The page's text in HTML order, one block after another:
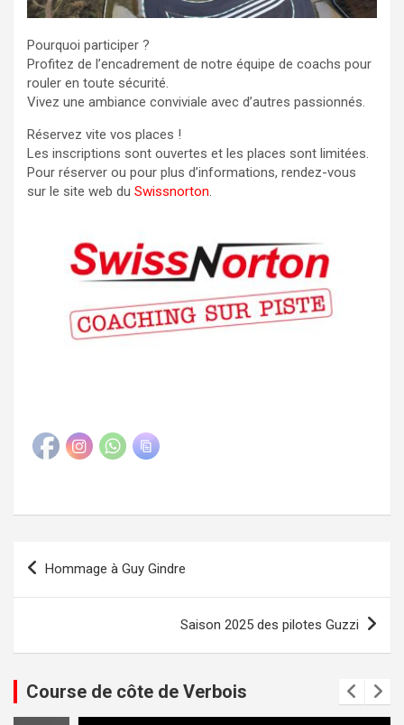
Pourquoi participer ?
Profitez de l’encadrement de notre équipe de coachs pour
rouler en toute sécurité.
Vivez une ambiance conviviale avec d’autres passionnés.
Réservez vite vos places !
Les inscriptions sont ouvertes et les places sont limitées.
Pour réserver ou pour plus d’informations, rendez-vous
sur le site web du Swissnorton
Navigation
de
Hommage à Guy Gindre
Saison 2025 des pilotes Guzzi
Course de côte de Verbois